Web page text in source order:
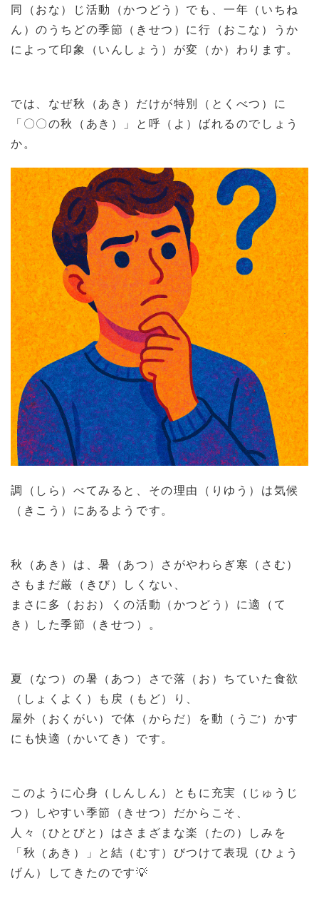
同（おな）じ活動（かつどう）でも、一年（いちね
ん）のうちどの季節（きせつ）に行（おこな）うか
によって印象（いんしょう）が変（か）わります。
では、なぜ秋（あき）だけが特別（とくべつ）に
「〇〇の秋（あき）」と呼（よ）ばれるのでしょう
か。
調（しら）べてみると、その理由（りゆう）は気候
（きこう）にあるようです。
秋（あき）は、暑（あつ）さがやわらぎ寒（さむ）
さもまだ厳（きび）しくない、
まさに多（おお）くの活動（かつどう）に適（て
き）した季節（きせつ）。
夏（なつ）の暑（あつ）さで落（お）ちていた食欲
（しょくよく）も戻（もど）り、
屋外（おくがい）で体（からだ）を動（うご）かす
にも快適（かいてき）です。
このように心身（しんしん）ともに充実（じゅうじ
つ）しやすい季節（きせつ）だからこそ、
人々（ひとびと）はさまざまな楽（たの）しみを
「秋（あき）」と結（むす）びつけて表現（ひょう
げん）してきたのです💡